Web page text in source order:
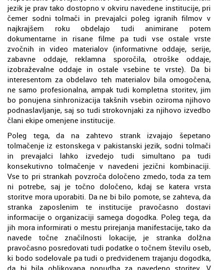
jezik je prav tako dostopno v okviru navedene institucije, pri
čemer sodni tolmači in prevajalci poleg igranih filmov v
najkrajšem roku obdelajo tudi animirane potem
dokumentarne in risane filme pa tudi vse ostale vrste
zvočnih in video materialov (informativne oddaje, serije,
zabavne oddaje, reklamna sporočila, otroške oddaje,
izobraževalne oddaje in ostale vsebine te vrste). Da bi
interesentom za obdelavo teh materialov bila omogočena,
ne samo profesionalna, ampak tudi kompletna storitev, jim
bo ponujena sinhronizacija takšnih vsebin oziroma njihovo
podnaslavljanje, saj so tudi strokovnjaki za njihovo izvedbo
člani ekipe omenjene institucije.
Poleg tega, da na zahtevo strank izvajajo šepetano
tolmačenje iz estonskega v pakistanski jezik, sodni tolmači
in prevajalci lahko izvedejo tudi simultano pa tudi
konsekutivno tolmačenje v navedeni jezični kombinaciji.
Vse to pri strankah povzroča določeno zmedo, toda za tem
ni potrebe, saj je točno določeno, kdaj se katera vrsta
storitve mora uporabiti. Da ne bi bilo pomote, se zahteva, da
stranka zaposlenim te institucije pravočasno dostavi
informacije o organizaciji samega dogodka. Poleg tega, da
jih mora informirati o mestu prirejanja manifestacije, tako da
navede točne značilnosti lokacije, je stranka dolžna
pravočasno posredovati tudi podatke o točnem številu oseb,
ki bodo sodelovale pa tudi o predvidenem trajanju dogodka,
da bi bila oblikovana ponudba za navedeno storitev. V